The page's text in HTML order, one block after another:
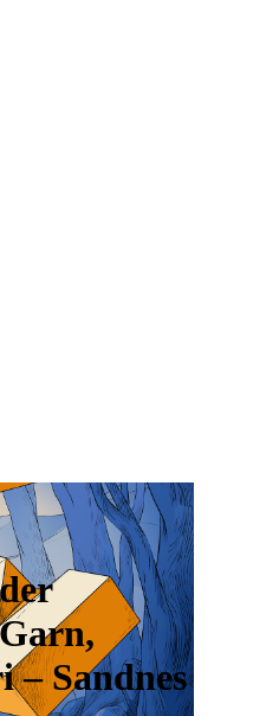
– Sandnes